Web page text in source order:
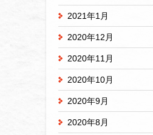
2021年1月
2020年12月
2020年11月
2020年10月
2020年9月
2020年8月